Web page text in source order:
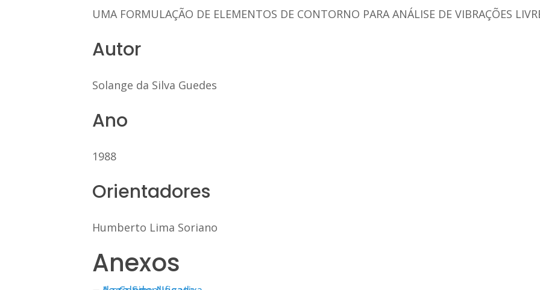
UMA FORMULAÇÃO DE ELEMENTOS DE CONTORNO PARA ANÁLISE DE VIBRAÇÕES
Autor
Solange da Silva Guedes
Ano
1988
Orientadores
Humberto Lima Soriano
Anexos